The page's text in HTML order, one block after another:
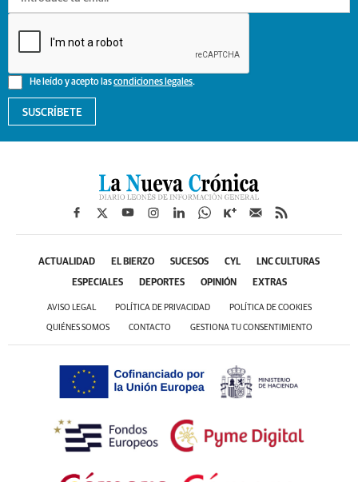
He leído y acepto lascondiciones legales.
SUSCRÍBETE
ACTUALIDAD EL BIERZO SUCESOS CYL LNC CULTURAS
ESPECIALES DEPORTES OPINIÓN EXTRAS
AVISO LEGAL POLÍTICA DE PRIVACIDAD POLÍTICA DE COOKIES
QUIÉNES SOMOS CONTACTO GESTIONA TU CONSENTIMIENTO